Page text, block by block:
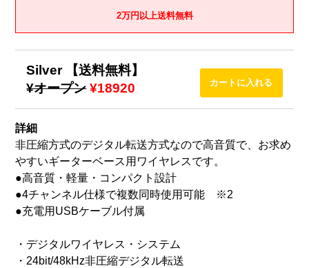
2万円以上送料無料
Silver 【送料無料】
¥オープン ¥18920
詳細
非圧縮方式のデジタル転送方式なので高音質で、お求め
やすいギーターベース用ワイヤレスです。
●高音質・軽量・コンパクト設計
●4チャンネル仕様で複数同時使用可能 ※2
●充電用USBケーブル付属
・デジタルワイヤレス・システム
・24bit/48kHz非圧縮デジタル転送